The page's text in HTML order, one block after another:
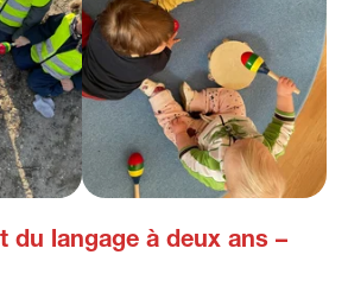
du langage à deux ans –